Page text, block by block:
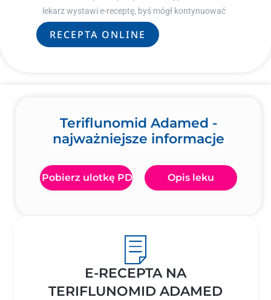
lekarz wystawi e-receptę, byś mógł kontynuować
leczenie.
RECEPTA ONLINE
Teriflunomid Adamed -
najważniejsze informacje
Pobierz ulotkę PDF Opis leku
E-RECEPTA NA
TERIFLUNOMID ADAMED